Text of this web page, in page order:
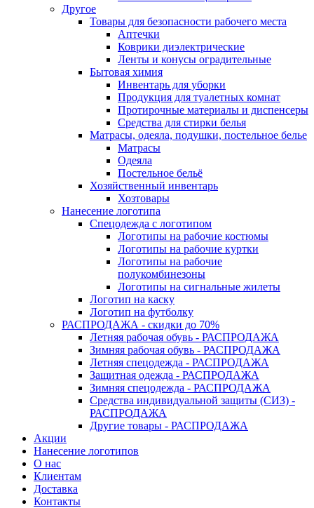
Другое
Товары для безопасности рабочего места
Аптечки
Коврики диэлектрические
Ленты и конусы оградительные
Бытовая химия
Инвентарь для уборки
Продукция для туалетных комнат
Протирочные материалы и диспенсеры
Средства для стирки белья
Матрасы, одеяла, подушки, постельное белье
Матрасы
Одеяла
Постельное бельё
Хозяйственный инвентарь
Хозтовары
Нанесение логотипа
Спецодежда с логотипом
Логотипы на рабочие костюмы
Логотипы на рабочие куртки
Логотипы на рабочие
полукомбинезоны
Логотипы на сигнальные жилеты
Логотип на каску
Логотип на футболку
РАСПРОДАЖА - скидки до 70%
Летняя рабочая обувь - РАСПРОДАЖА
Зимняя рабочая обувь - РАСПРОДАЖА
Летняя спецодежда - РАСПРОДАЖА
Защитная одежда - РАСПРОДАЖА
Зимняя спецодежда - РАСПРОДАЖА
Средства индивидуальной защиты (СИЗ) -
РАСПРОДАЖА
Другие товары - РАСПРОДАЖА
Акции
Нанесение логотипов
О нас
Клиентам
Доставка
Контакты